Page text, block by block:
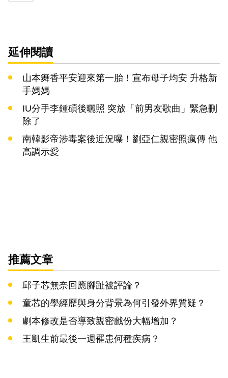
延伸閱讀
山本舞香平安迎來第一胎！宣布母子均安 升格新
手媽媽
IU分手李鍾碩後曬照 突放「前男友歌曲」緊急刪
除了
南韓影帝涉毒案後近況曝！劉亞仁親密照瘋傳 他
高調示愛
推薦文章
邱子芯無奈回應腳趾被評論？
童芯的學經歷與身分背景為何引發外界質疑？
劇本修改是否導致親密戲份大幅增加？
王凱生前最後一週罹患何種疾病？